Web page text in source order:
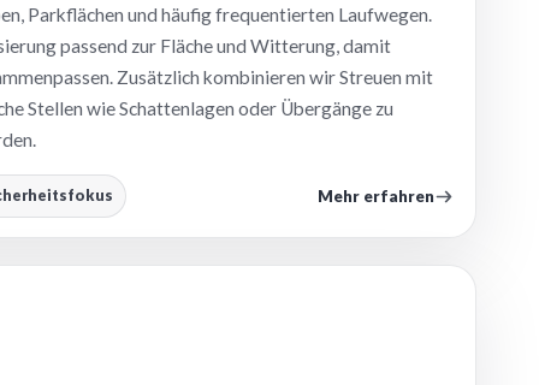
Parkflächen und häufig frequentierten Laufwegen.
passend zur Fläche und Witterung, damit
Zusätzlich kombinieren wir Streuen mit
Stellen wie Schattenlagen oder Übergänge zu
Mehr erfahren